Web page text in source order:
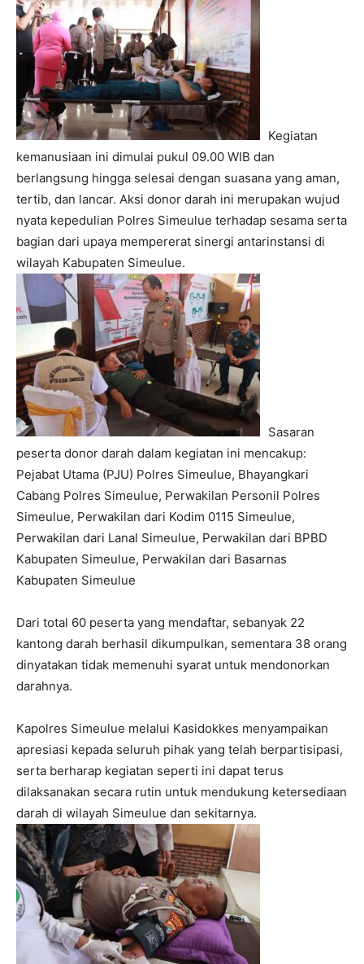
Kegiatan
kemanusiaan ini dimulai pukul 09.00 WIB dan
berlangsung hingga selesai dengan suasana yang aman,
tertib, dan lancar. Aksi donor darah ini merupakan wujud
nyata kepedulian Polres Simeulue terhadap sesama serta
bagian dari upaya mempererat sinergi antarinstansi di
wilayah Kabupaten Simeulue.
Sasaran
peserta donor darah dalam kegiatan ini mencakup:
Pejabat Utama (PJU) Polres Simeulue, Bhayangkari
Cabang Polres Simeulue, Perwakilan Personil Polres
Simeulue, Perwakilan dari Kodim 0115 Simeulue,
Perwakilan dari Lanal Simeulue, Perwakilan dari BPBD
Kabupaten Simeulue, Perwakilan dari Basarnas
Kabupaten Simeulue
Dari total 60 peserta yang mendaftar, sebanyak 22
kantong darah berhasil dikumpulkan, sementara 38 orang
dinyatakan tidak memenuhi syarat untuk mendonorkan
darahnya.
Kapolres Simeulue melalui Kasidokkes menyampaikan
apresiasi kepada seluruh pihak yang telah berpartisipasi,
serta berharap kegiatan seperti ini dapat terus
dilaksanakan secara rutin untuk mendukung ketersediaan
darah di wilayah Simeulue dan sekitarnya.